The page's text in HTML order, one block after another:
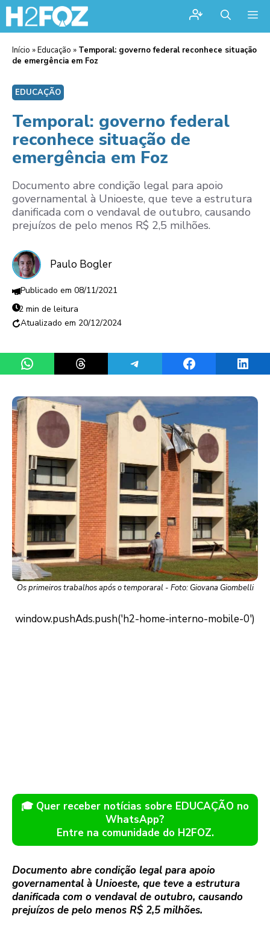
Início »Educação » Temporal: governo federal reconhece situação
de emergência em Foz
EDUCAÇÃO
Temporal: governo federal
reconhece situação de
emergência em Foz
Documento abre condição legal para apoio
governamental à Unioeste, que teve a estrutura
danificada com o vendaval de outubro, causando
prejuízos de pelo menos R$ 2,5 milhões.
Paulo Bogler
08/11/2021
2 min de leitura
20/12/2024
Share on WhatsAppShare on ThreadsShare on TelegramShare on Facebook
Os primeiros trabalhos após o temporaral - Foto: Giovana Giombelli
🎓 Quer receber notícias sobre EDUCAÇÃO no
WhatsApp?
Entre na comunidade do H2FOZ.
Documento abre condição legal para apoio
governamental à Unioeste, que teve a estrutura
danificada com o vendaval de outubro, causando
prejuízos de pelo menos R$ 2,5 milhões.